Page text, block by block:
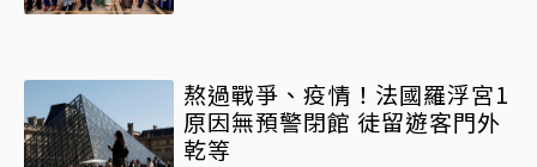
熬過戰爭、疫情！法國羅浮宮1
原因無預警閉館 徒留遊客門外
乾等